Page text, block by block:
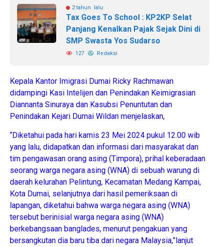
2 tahun lalu
Tax Goes To School : KP2KP Selat
Panjang Kenalkan Pajak Sejak Dini di
SMP Swasta Yos Sudarso
127 Redaksi
Kepala Kantor Imigrasi Dumai Ricky Rachmawan
didampingi Kasi Intelijen dan Penindakan Keimigrasian
Diannanta Sinuraya dan Kasubsi Penuntutan dan
Penindakan Kejari Dumai Wildan menjelaskan,
“Diketahui pada hari kamis 23 Mei 2024 pukul 12.00 wib
yang lalu, didapatkan dan informasi dari masyarakat dan
tim pengawasan orang asing (Timpora), prihal keberadaan
seorang warga negara asing (WNA) di sebuah warung di
daerah kelurahan Pelintung, Kecamatan Medang Kampai,
Kota Dumai, selanjutnya dari hasil pemeriksaan di
lapangan, diketahui bahwa warga negara asing (WNA)
tersebut berinisial warga negara asing (WNA)
berkebangsaan banglades, menurut pengakuan yang
bersangkutan dia baru tiba dari negara Malaysia,”lanjut